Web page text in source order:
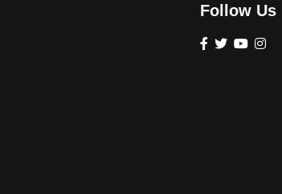
Follow Us